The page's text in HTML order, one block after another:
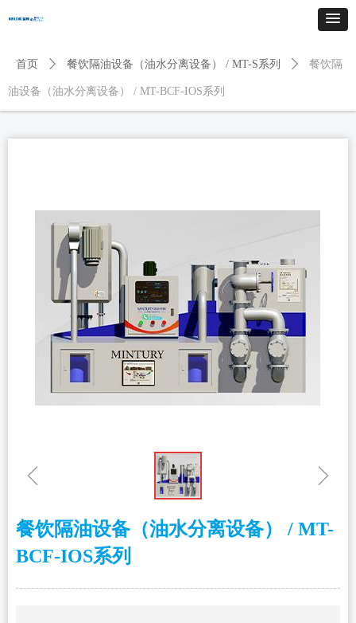
首页 ꄲ 餐饮隔油设备（油水分离设备） / MT-S系列 ꄲ 餐饮隔
油设备（油水分离设备） / MT-BCF-IOS系列
ꁆ ꁇ
餐饮隔油设备（油水分离设备） / MT-
BCF-IOS系列